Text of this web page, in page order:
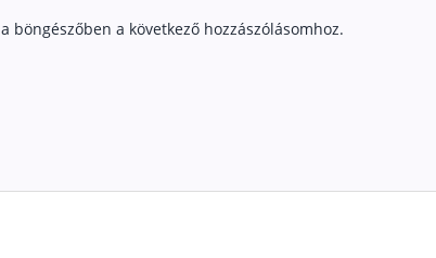
a következő hozzászólásomhoz.